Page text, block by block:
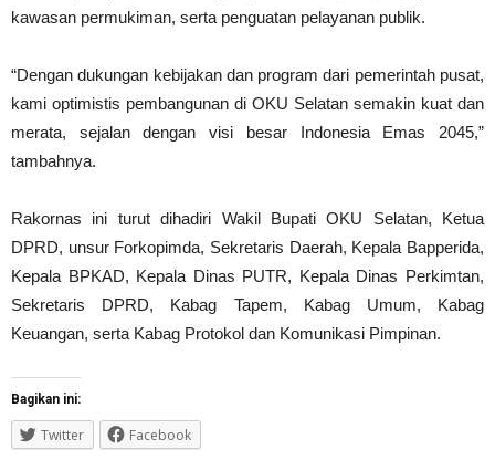
kawasan permukiman, serta penguatan pelayanan publik.
“Dengan dukungan kebijakan dan program dari pemerintah pusat,
kami optimistis pembangunan di OKU Selatan semakin kuat dan
merata, sejalan dengan visi besar Indonesia Emas 2045,”
tambahnya.
Rakornas ini turut dihadiri Wakil Bupati OKU Selatan, Ketua
DPRD, unsur Forkopimda, Sekretaris Daerah, Kepala Bapperida,
Kepala BPKAD, Kepala Dinas PUTR, Kepala Dinas Perkimtan,
Sekretaris DPRD, Kabag Tapem, Kabag Umum, Kabag
Keuangan, serta Kabag Protokol dan Komunikasi Pimpinan.
Bagikan ini:
Twitter Facebook